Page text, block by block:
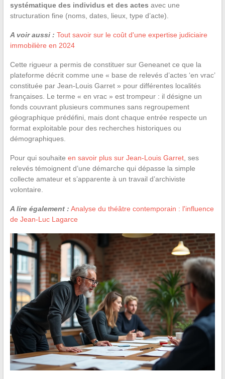
systématique des individus et des actes avec une
structuration fine (noms, dates, lieux, type d’acte).
A voir aussi : Tout savoir sur le coût d'une expertise judiciaire
immobilière en 2024
Cette rigueur a permis de constituer sur Geneanet ce que la
plateforme décrit comme une « base de relevés d’actes ‘en vrac’
constituée par Jean-Louis Garret » pour différentes localités
françaises. Le terme « en vrac » est trompeur : il désigne un
fonds couvrant plusieurs communes sans regroupement
géographique prédéfini, mais dont chaque entrée respecte un
format exploitable pour des recherches historiques ou
démographiques.
Pour qui souhaite en savoir plus sur Jean-Louis Garret, ses
relevés témoignent d’une démarche qui dépasse la simple
collecte amateur et s’apparente à un travail d’archiviste
volontaire.
A lire également : Analyse du théâtre contemporain : l'influence
de Jean-Luc Lagarce